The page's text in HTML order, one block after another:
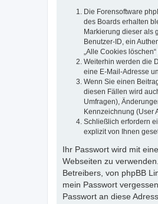
Die Forensoftware
des Boards erhalten
Markierung dieser als
Benutzer-ID, ein
„Alle Cookies
Weiterhin werden die
eine E-Mail-Adresse
Wenn Sie einen
diesen Fällen wird
Umfragen),
Kennzeichnung (User
Schließlich erfordern
explizit von Ihnen
Ihr Passwort wird mit
Webseiten zu
Betreibers, von phpBB
mein Passwort
Passwort an diese